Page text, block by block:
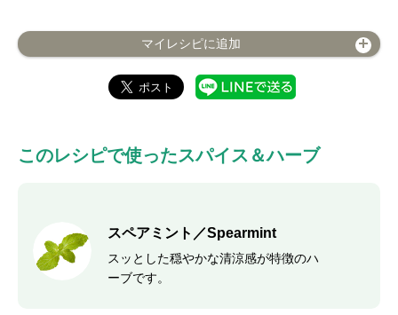
マイレシピに追加
このレシピで使ったスパイス＆ハーブ
スペアミント／Spearmint
スッとした穏やかな清涼感が特徴のハ
ーブです。